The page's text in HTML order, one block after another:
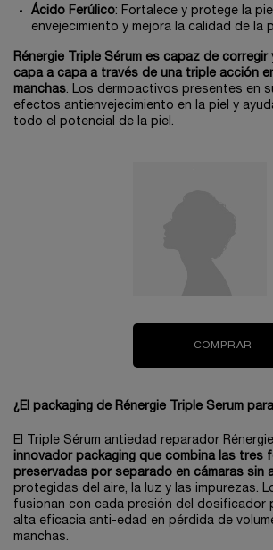
Ácido Ferúlico: Fortalece y protege la
envejecimiento y mejora la calidad de la
Rénergie Triple Sérum es capaz de corregir
capa a capa a través de una triple acción
manchas . Los dermoactivos presentes en
efectos antienvejecimiento en la piel y
todo el potencial de la piel.
COMPRAR
¿El packaging de Rénergie Triple Serum
El Triple Sérum antiedad reparador
innovador packaging que combina las tres
preservadas por separado en cámaras sin
protegidas del aire, la luz y las impurezas.
fusionan con cada presión del dosificador
alta eficacia anti-edad en pérdida de
manchas.